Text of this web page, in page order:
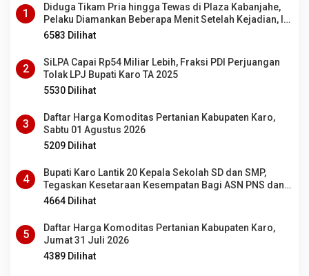
1
Diduga Tikam Pria hingga Tewas di Plaza Kabanjahe,
Pelaku Diamankan Beberapa Menit Setelah Kejadian, Ini
Motifnya
6583 Dilihat
2
SiLPA Capai Rp54 Miliar Lebih, Fraksi PDI Perjuangan
Tolak LPJ Bupati Karo TA 2025
5530 Dilihat
3
Daftar Harga Komoditas Pertanian Kabupaten Karo,
Sabtu 01 Agustus 2026
5209 Dilihat
4
Bupati Karo Lantik 20 Kepala Sekolah SD dan SMP,
Tegaskan Kesetaraan Kesempatan Bagi ASN PNS dan
PPPK
4664 Dilihat
5
Daftar Harga Komoditas Pertanian Kabupaten Karo,
Jumat 31 Juli 2026
4389 Dilihat